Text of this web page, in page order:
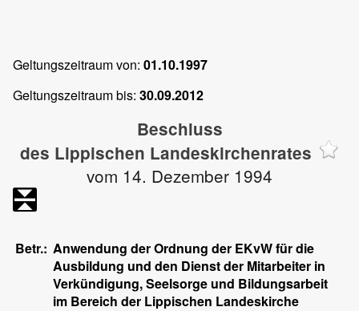
Geltungszeitraum von: 01.10.1997
Geltungszeitraum bis: 30.09.2012
Beschluss
des Lippischen Landeskirchenrates
vom 14. Dezember 1994
Betr.: Anwendung der Ordnung der EKvW für die
Ausbildung und den Dienst der Mitarbeiter in
Verkündigung, Seelsorge und Bildungsarbeit
im Bereich der Lippischen Landeskirche